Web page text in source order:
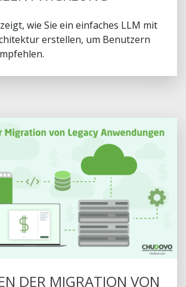
wie Sie ein einfaches LLM mit
erstellen, um Benutzern
DER MIGRATION VON